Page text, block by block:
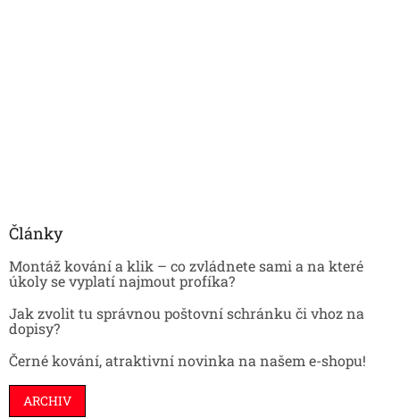
Články
Montáž kování a klik – co zvládnete sami a na které
úkoly se vyplatí najmout profíka?
Jak zvolit tu správnou poštovní schránku či vhoz na
dopisy?
Černé kování, atraktivní novinka na našem e-shopu!
ARCHIV